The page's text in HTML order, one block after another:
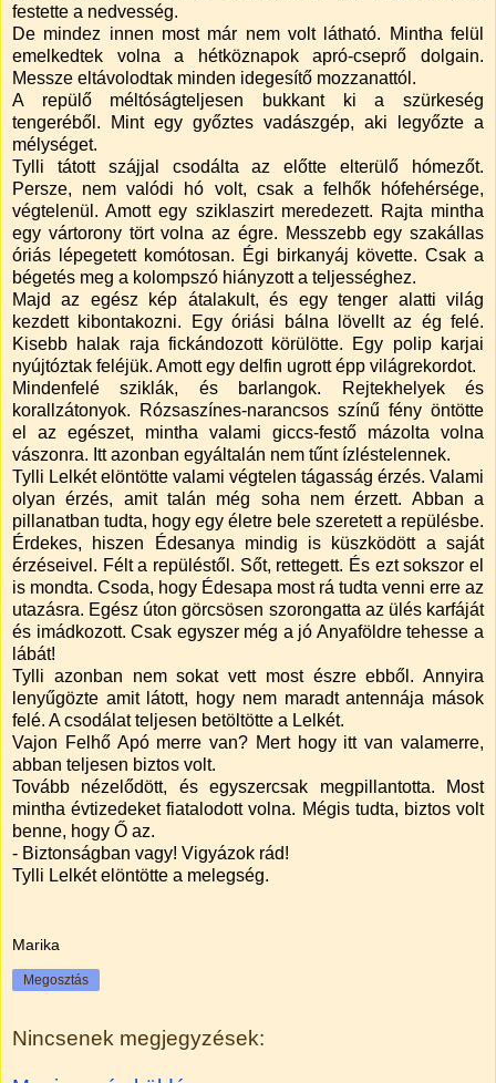
festette a nedvesség.
De mindez innen most már nem volt látható. Mintha felül
emelkedtek volna a hétköznapok apró-cseprő dolgain.
Messze eltávolodtak minden idegesítő mozzanattól.
A repülő méltóságteljesen bukkant ki a szürkeség
tengeréből. Mint egy győztes vadászgép, aki legyőzte a
mélységet.
Tylli tátott szájjal csodálta az előtte elterülő hómezőt.
Persze, nem valódi hó volt, csak a felhők hófehérsége,
végtelenül. Amott egy sziklaszirt meredezett. Rajta mintha
egy vártorony tört volna az égre. Messzebb egy szakállas
óriás lépegetett komótosan. Égi birkanyáj követte. Csak a
bégetés meg a kolompszó hiányzott a teljességhez.
Majd az egész kép átalakult, és egy tenger alatti világ
kezdett kibontakozni. Egy óriási bálna lövellt az ég felé.
Kisebb halak raja fickándozott körülötte. Egy polip karjai
nyújtóztak feléjük. Amott egy delfin ugrott épp világrekordot.
Mindenfelé sziklák, és barlangok. Rejtekhelyek és
korallzátonyok. Rózsaszínes-narancsos színű fény öntötte
el az egészet, mintha valami giccs-festő mázolta volna
vászonra. Itt azonban egyáltalán nem tűnt ízléstelennek.
Tylli Lelkét elöntötte valami végtelen tágasság érzés. Valami
olyan érzés, amit talán még soha nem érzett. Abban a
pillanatban tudta, hogy egy életre bele szeretett a repülésbe.
Érdekes, hiszen Édesanya mindig is küszködött a saját
érzéseivel. Félt a repüléstől. Sőt, rettegett. És ezt sokszor el
is mondta. Csoda, hogy Édesapa most rá tudta venni erre az
utazásra. Egész úton görcsösen szorongatta az ülés karfáját
és imádkozott. Csak egyszer még a jó Anyaföldre tehesse a
lábát!
Tylli azonban nem sokat vett most észre ebből. Annyira
lenyűgözte amit látott, hogy nem maradt antennája mások
felé. A csodálat teljesen betöltötte a Lelkét.
Vajon Felhő Apó merre van? Mert hogy itt van valamerre,
abban teljesen biztos volt.
Tovább nézelődött, és egyszercsak megpillantotta. Most
mintha évtizedeket fiatalodott volna. Mégis tudta, biztos volt
benne, hogy Ő az.
- Biztonságban vagy! Vigyázok rád!
Tylli Lelkét elöntötte a melegség.
Marika
Megosztás
Nincsenek megjegyzések: